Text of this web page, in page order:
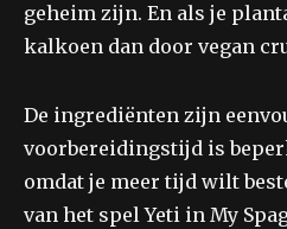
geheim zijn. En als je
kalkoen dan door vegan
De ingrediënten zijn
voorbereidingstijd is
omdat je meer tijd wilt
van het spel Yeti in My